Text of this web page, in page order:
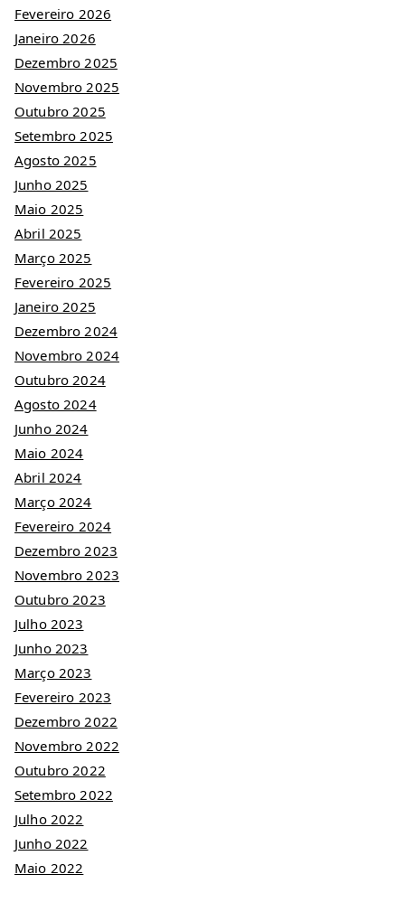
Fevereiro 2026
Janeiro 2026
Dezembro 2025
Novembro 2025
Outubro 2025
Setembro 2025
Agosto 2025
Junho 2025
Maio 2025
Abril 2025
Março 2025
Fevereiro 2025
Janeiro 2025
Dezembro 2024
Novembro 2024
Outubro 2024
Agosto 2024
Junho 2024
Maio 2024
Abril 2024
Março 2024
Fevereiro 2024
Dezembro 2023
Novembro 2023
Outubro 2023
Julho 2023
Junho 2023
Março 2023
Fevereiro 2023
Dezembro 2022
Novembro 2022
Outubro 2022
Setembro 2022
Julho 2022
Junho 2022
Maio 2022